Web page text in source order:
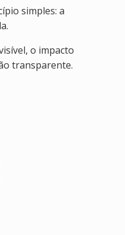
simples: a
o impacto
transparente.